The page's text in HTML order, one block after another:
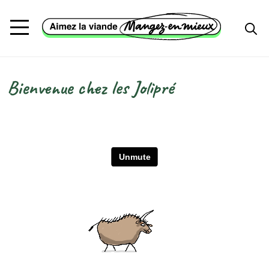
Fil d'Ariane
Bienvenue chez les Jolipré